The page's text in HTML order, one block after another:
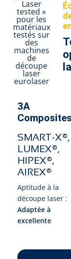
3A
Composites
SMART-X®,
LUMEX®,
HIPEX®,
AIREX®
Aptitude à la
découpe laser :
Adaptée à
excellente